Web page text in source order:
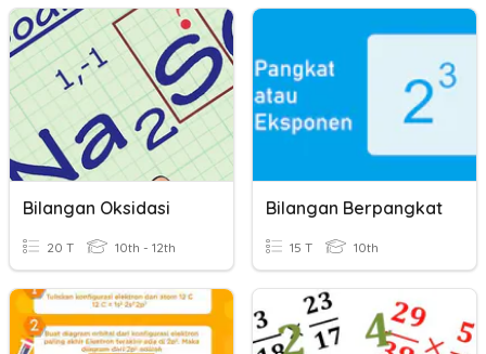
Bilangan Oksidasi
20 T 10th - 12th
Bilangan Berpangkat
15 T 10th